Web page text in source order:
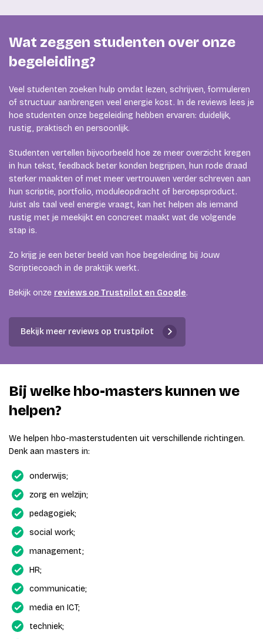
Wat zeggen studenten over onze
begeleiding?
Veel studenten zoeken hulp omdat lezen, schrijven, formuleren
of structuur aanbrengen veel energie kost. In de reviews lees je
hoe studenten onze begeleiding hebben ervaren: duidelijk,
rustig, praktisch en persoonlijk.
Studenten vertellen bijvoorbeeld hoe ze meer overzicht kregen
in hun tekst, feedback beter konden begrijpen, hun rode draad
sterker maakten of met meer vertrouwen verder schreven aan
hun scriptie, portfolio, moduleopdracht of beroepsproduct.
Juist als taal veel energie vraagt, kan het helpen als iemand
rustig met je meekijkt en concreet maakt wat de volgende
stap is.
Zo krijg je een beter beeld van hoe begeleiding bij Jouw
Scriptiecoach in de praktijk werkt.
Bekijk onze reviews op Trustpilot en Google.
Bekijk meer reviews op trustpilot
Bij welke hbo-masters kunnen we
helpen?
We helpen hbo-masterstudenten uit verschillende richtingen.
Denk aan masters in:
onderwijs;
zorg en welzijn;
pedagogiek;
social work;
management;
HR;
communicatie;
media en ICT;
techniek;